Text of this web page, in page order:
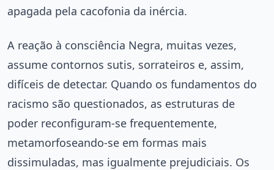
apagada pela cacofonia da inércia.
A reação à consciência Negra, muitas vezes,
assume contornos sutis, sorrateiros e, assim,
difíceis de detectar. Quando os fundamentos do
racismo são questionados, as estruturas de
poder reconfiguram-se frequentemente,
metamorfoseando-se em formas mais
dissimuladas, mas igualmente prejudiciais. Os